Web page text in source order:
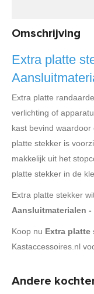
Omschrijving
Extra platte
Extra platte
verlichting of
kast bevind
platte stekker is
makkelijk uit het
platte stekker in de
Extra platte stekker
Aansluitmaterialen
Koop nu Extra platte
Kastaccessoires.nl
Andere